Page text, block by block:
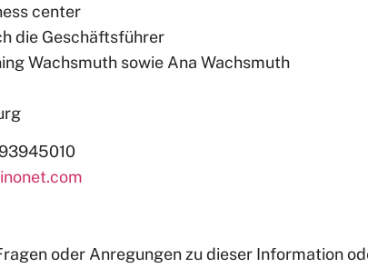
center
die Geschäftsführer
Wachsmuth sowie Ana Wachsmuth
oder Anregungen zu dieser Information